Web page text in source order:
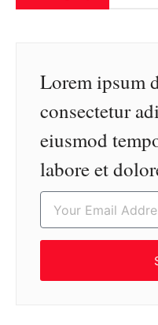
Lorem ipsum
consectetur
eiusmod
labore et